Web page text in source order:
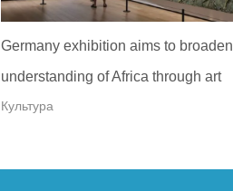
Germany exhibition aims to broaden
understanding of Africa through art
Культура